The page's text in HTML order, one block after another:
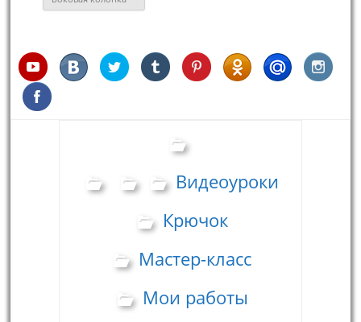
Видеоуроки
Крючок
Мастер-класс
Мои работы